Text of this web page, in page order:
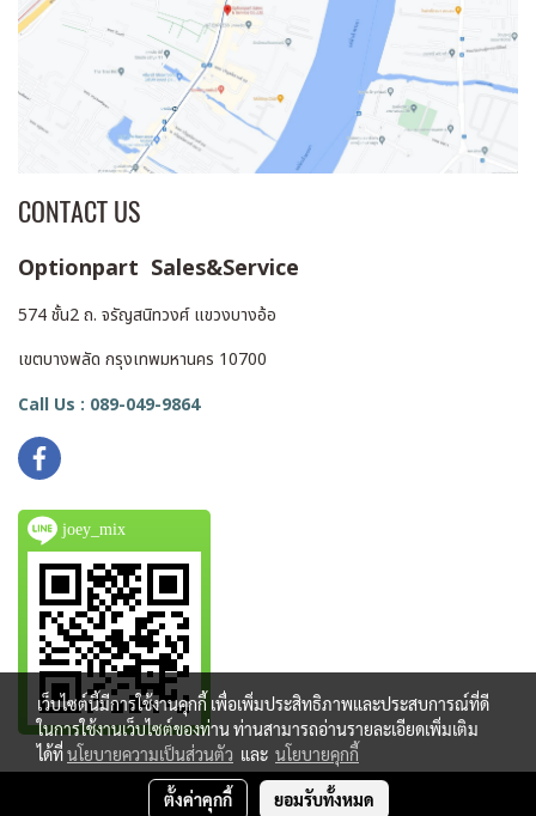
CONTACT US
Optionpart Sales&Service
574 ชั้น2 ถ. จรัญสนิทวงศ์ แขวงบางอ้อ
เขตบางพลัด กรุงเทพมหานคร 10700
Call Us : 089-049-9864
joey_mix
เว็บไซต์นี้มีการใช้งานคุกกี้ เพื่อเพิ่มประสิทธิภาพและประสบการณ์ที่ดี
ในการใช้งานเว็บไซต์ของท่าน ท่านสามารถอ่านรายละเอียดเพิ่มเติม
ได้ที่นโยบายความเป็นส่วนตัว และ นโยบายคุกกี้
ตั้งค่าคุกกี้ ยอมรับทั้งหมด